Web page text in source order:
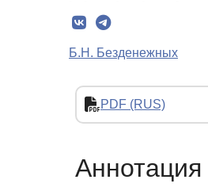
Б.Н. Безденежных
PDF (RUS)
Аннотация